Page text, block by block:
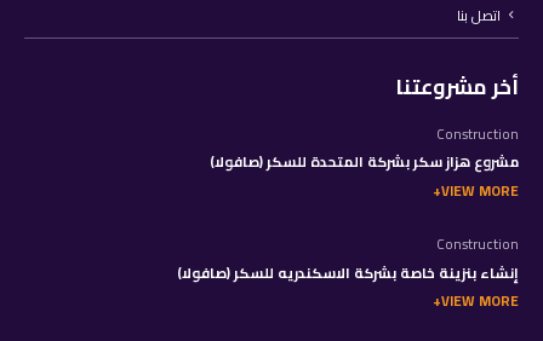
اتصل بنا
أخر مشروعتنا
Construction
مشروع هزاز سكر بشركة المتحدة للسكر (صافولا)
VIEW MORE
Construction
إنشاء بنزينة خاصة بشركة الاسكندريه للسكر (صافولا)
VIEW MORE